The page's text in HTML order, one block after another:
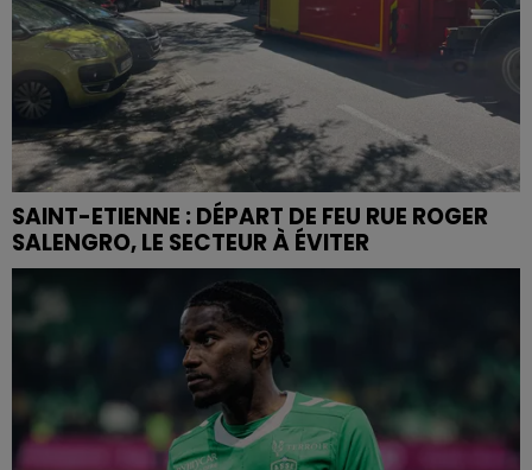
SAINT-ETIENNE : DÉPART DE FEU RUE ROGER
SALENGRO, LE SECTEUR À ÉVITER